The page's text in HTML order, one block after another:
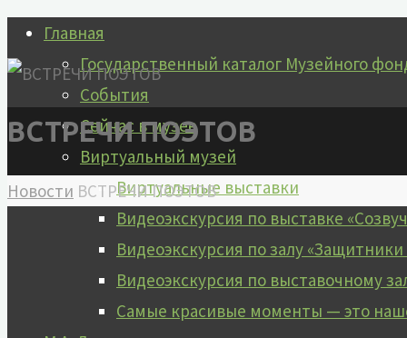
Перейти
к
содержимому
Главная
Государственный каталог Музейного
События
Сейчас в музее
Виртуальный музей
Виртуальные выставки
Видеоэкскурсия по выставке
Видеоэкскурсия по залу «Защитники
Видеоэкскурсия по выставочному
Самые красивые моменты — это
ВСТРЕЧИ ПОЭТОВ
Главная
Новости ВСТРЕЧИ ПОЭТОВ